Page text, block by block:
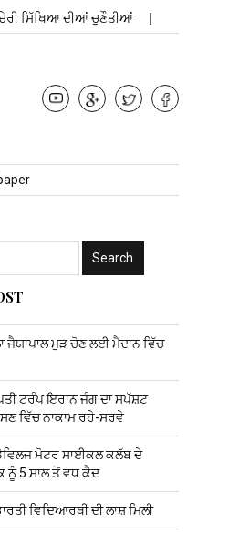
ਸਿੱਖਿਆ ਦੀਆਂ ਚੁਣੌਤੀਆਂ
ਜੈਯਾਪਾਲ ਮੁੜ ਚੋਣ ਲਈ ਮੈਦਾਨ ਵਿੱਚ
ਟਰੰਪ ਇਰਾਨ ਜੰਗ ਦਾ ਸਪੱਸ਼ਟ
ਵਿੱਚ ਨਾਕਾਮ ਰਹੇ-ਸਰਵੇ
ਮੋਟਰ ਸਾਈਕਲ ਕਲੱਬ ਦੇ
ਨੂੰ 5 ਸਾਲ ਤੋਂ ਵਧ ਕੈਦ
ਵਿਦਿਆਰਥੀ ਦੀ ਲਾਸ਼ ਮਿਲੀ